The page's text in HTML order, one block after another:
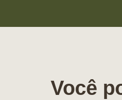
Você